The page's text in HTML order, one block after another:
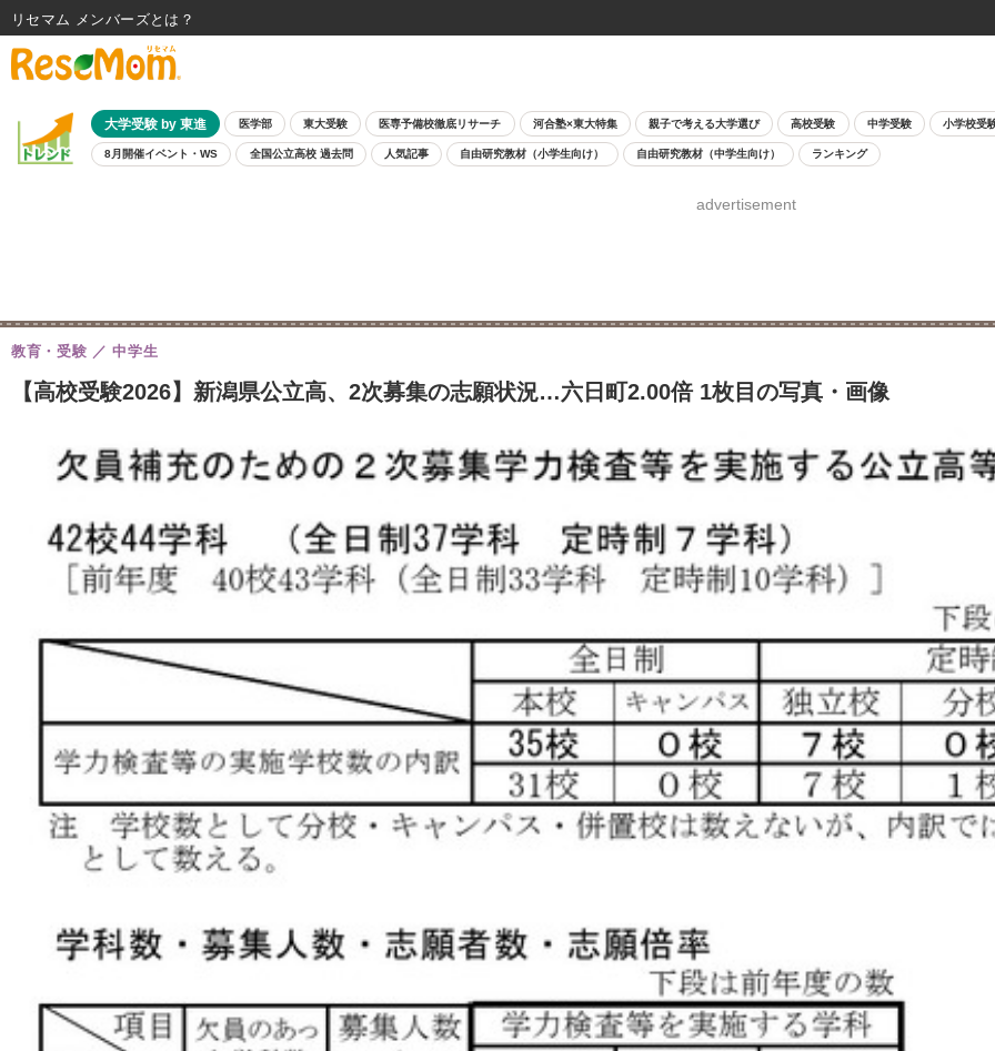
大学受験 by 東進 医学部 東大受験 医専予備校徹底リサーチ 河合塾×東大特集 親子で考える大学選び 高校受験 中学受験 小学校受
8月開催イベント・WS 全国公立高校 過去問 人気記事 自由研究教材（小学生向け） 自由研究教材（中学生向け） ランキング
advertisement
【高校受験2026】新潟県公立高、2次募集の志願状況…六日町2.00倍 1枚目の写真・画像
教育・受験 中学生
リセマム メンバーズ